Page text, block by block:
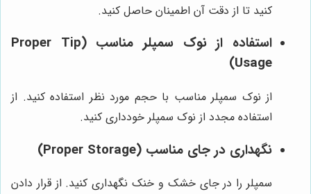
کنید تا از دقت آن اطمینان حاصل کنید.
استفاده از نوک سمپلر مناسب (Proper Tip
Usage)
از نوک سمپلر مناسب با حجم مورد نظر استفاده کنید. از
استفاده مجدد از نوک سمپلر خودداری کنید.
نگهداری در جای مناسب (Proper Storage)
سمپلر را در جای خشک و خنک نگهداری کنید. از قرار دادن